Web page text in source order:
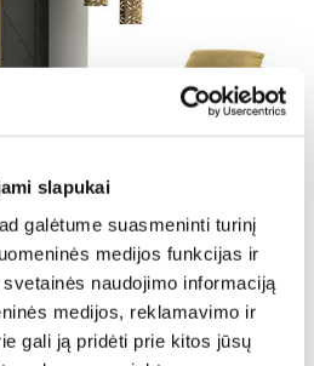
slapukai
galėtume suasmeninti turinį
medijos funkcijas ir
naudojimo informaciją
medijos, reklamavimo ir
gali ją pridėti prie kitos jūsų
-
stilius jūsų